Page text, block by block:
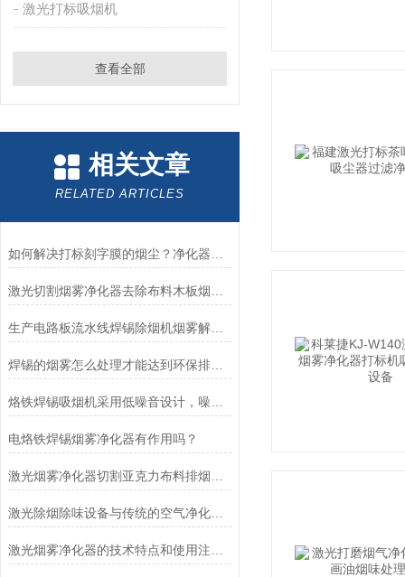
激光打标吸烟机
查看全部
相关文章
RELATED ARTICLES
生产电路板流水线焊锡除烟机烟雾解决方案
焊锡的烟雾怎么处理才能达到环保排放标准
电烙铁焊锡烟雾净化器有作用吗？
激光除烟除味设备与传统的空气净化器相比具有的优势